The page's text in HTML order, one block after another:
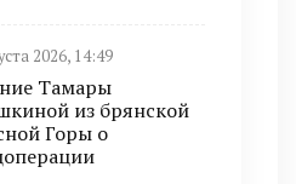
2026, 14:49
Тамары
из брянской
Горы о